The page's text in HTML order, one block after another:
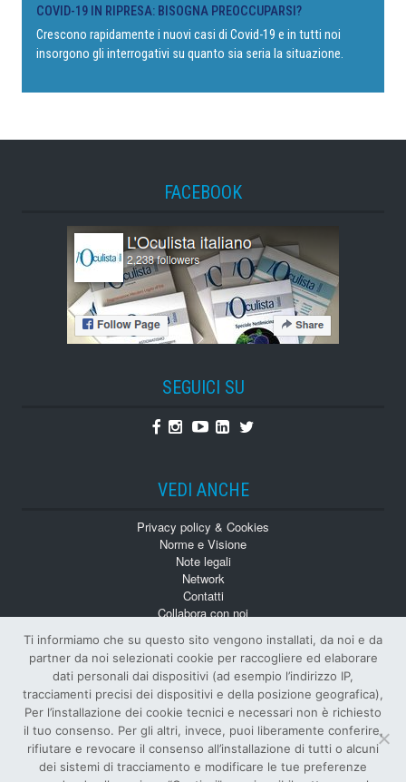
COVID-19 IN RIPRESA: BISOGNA PREOCCUPARSI?
Crescono rapidamente i nuovi casi di Covid-19 e in tutti noi
insorgono gli interrogativi su quanto sia seria la situazione.
FACEBOOK
SEGUICI SU
Facebook
Instagram
YoutubeLinkedin
Twitter
VEDI ANCHE
Privacy policy & Cookies
Norme e Visione
Note legali
Network
Contatti
Collabora con noi
Numeri Arretrati
© Tutti i diritti riservati
Ti informiamo che su questo sito vengono installati, da noi e da
partner da noi selezionati cookie per raccogliere ed elaborare
dati personali dai dispositivi (ad esempio l’indirizzo IP,
tracciamenti precisi dei dispositivi e della posizione geografica),
Per l’installazione dei cookie tecnici e necessari non è richiesto
il tuo consenso. Per gli altri, invece, puoi liberamente conferire,
rifiutare e revocare il consenso all’installazione di tutti o alcuni
dei sistemi di tracciamento e modificare le tue preferenze